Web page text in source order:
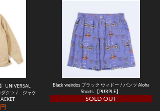
】 UNIVERSAL
ダクツ / ジャケ
Black weirdos ブラック ウィドー / パンツ Aloha
Shorts 【PURPLE】
SOLD OUT